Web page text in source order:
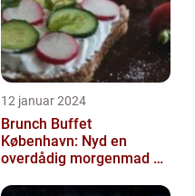
12 januar 2024
Brunch Buffet
København: Nyd en
overdådig morgenmad og